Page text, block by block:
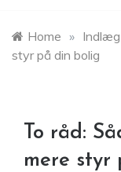
Home » Indlæg
styr på din bolig
To råd:
mere styr